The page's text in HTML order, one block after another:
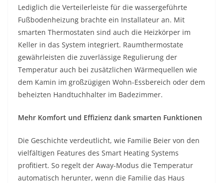
Lediglich die Verteilerleiste für die wassergeführte
Fußbodenheizung brachte ein Installateur an. Mit
smarten Thermostaten sind auch die Heizkörper im
Keller in das System integriert. Raumthermostate
gewährleisten die zuverlässige Regulierung der
Temperatur auch bei zusätzlichen Wärmequellen wie
dem Kamin im großzügigen Wohn-Essbereich oder dem
beheizten Handtuchhalter im Badezimmer.
Mehr Komfort und Effizienz dank smarten Funktionen
Die Geschichte verdeutlicht, wie Familie Beier von den
vielfältigen Features des Smart Heating Systems
profitiert. So regelt der Away-Modus die Temperatur
automatisch herunter, wenn die Familie das Haus